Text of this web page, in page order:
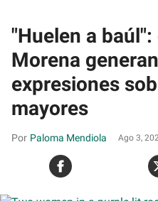
"Huelen a
Morena
expresiones
mayores
Paloma Mendiola Ago 3,